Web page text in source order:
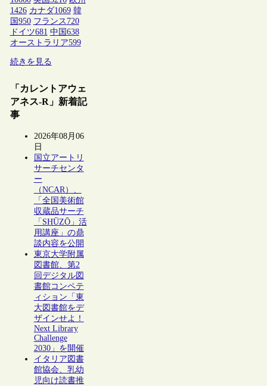
1426 カナダ1069 韓
国950 フランス 720
ドイツ681 中国638
オーストラリア599
続きを見る
「カレントアウェ
アネス-R」新着記
事
2026年08月06
日
国立アートリ
サーチセンタ
ー
（NCAR）、
「全国美術館
収蔵品サーチ
「SHŪZŌ」活
用講座」の鼎
談内容を公開
東京大学附属
図書館、第2
回デジタル図
書館コンペテ
ィション「東
大図書館をデ
ザインせよ！
Next Library
Challenge
2030」を開催
イタリア図書
館協会、乳幼
児向け読書推